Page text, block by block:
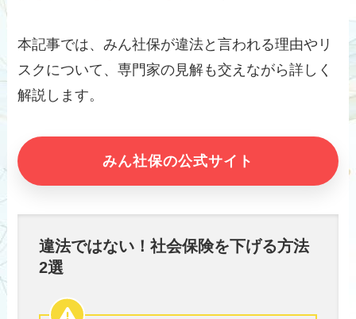
本記事では、みん社保が違法と言われる理由やリ
スクについて、専門家の見解も交えながら詳しく
解説します。
みん社保の公式サイト
違法ではない！社会保険を下げる方法
2選